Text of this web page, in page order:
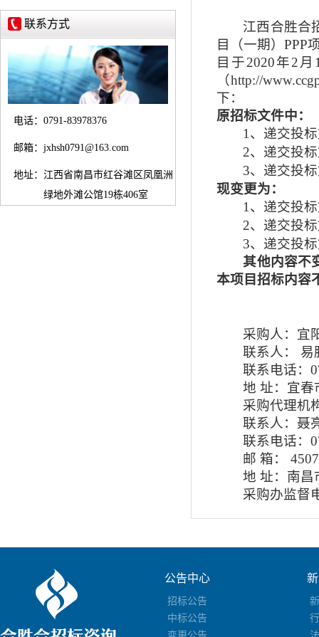
江西合胜合
目（一期）PPP
目于2020年2 月
（http://
下：
原招标文件中：
1、递交投标
2、递交投标
3、递交投标
现变更为：
1、递交投标
2、递交投标
3、递交投标
其他内容不
本项目招标内容
采购人：宜
联系人：
易
联系电话：
地 址：宜春
采购代理机
联系人：聂
联系电话：
邮 箱：
地 址：南昌
采购办监督
联系方式
电话： 0791-83978376
邮箱： jxhsh0791@163.com
地址： 江西省南昌市红谷滩区凤凰洲
绿地外滩公馆19栋406室
公告中心
招标公告
中标公告